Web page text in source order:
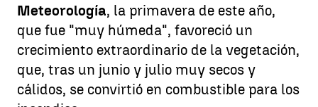
Meteorología, la primavera de este año,
que fue "muy húmeda", favoreció un
crecimiento extraordinario de la vegetación,
que, tras un junio y julio muy secos y
cálidos, se convirtió en combustible para los